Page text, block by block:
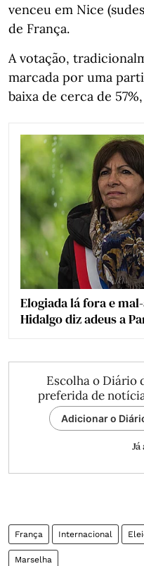
venceu em Nice
de França.
A votação,
marcada por uma
baixa de cerca de
Elogiada lá fora e
Hidalgo diz adeus a
Escolha o Diário
preferida de
Adicionar o
França Internacional
Marselha